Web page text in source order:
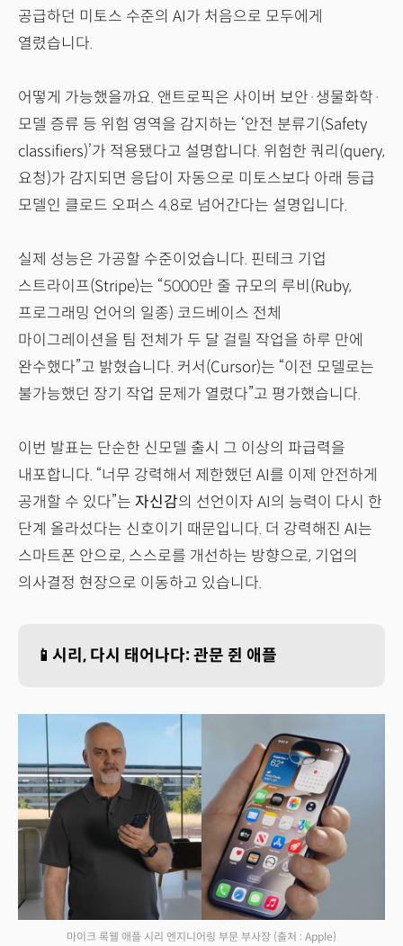
공급하던 미토스 수준의 AI가 처음으로 모두에게
열렸습니다.
어떻게 가능했을까요. 앤트로픽은 사이버 보안·생물화학·
모델 증류 등 위험 영역을 감지하는 ‘안전 분류기(Safety
classifiers)’가 적용됐다고 설명합니다. 위험한 쿼리(query,
요청)가 감지되면 응답이 자동으로 미토스보다 아래 등급
모델인 클로드 오퍼스 4.8로 넘어간다는 설명입니다.
실제 성능은 가공할 수준이었습니다. 핀테크 기업
스트라이프(Stripe)는 “5000만 줄 규모의 루비(Ruby,
프로그래밍 언어의 일종) 코드베이스 전체
마이그레이션을 팀 전체가 두 달 걸릴 작업을 하루 만에
완수했다”고 밝혔습니다. 커서(Cursor)는 “이전 모델로는
불가능했던 장기 작업 문제가 열렸다”고 평가했습니다.
이번 발표는 단순한 신모델 출시 그 이상의 파급력을
내포합니다. “너무 강력해서 제한했던 AI를 이제 안전하게
공개할 수 있다”는 자신감의 선언이자 AI의 능력이 다시 한
단계 올라섰다는 신호이기 때문입니다. 더 강력해진 AI는
스마트폰 안으로, 스스로를 개선하는 방향으로, 기업의
의사결정 현장으로 이동하고 있습니다.
📱시리, 다시 태어나다: 관문 쥔 애플
마이크 록웰 애플 시리 엔지니어링 부문 부사장 (출처 : Apple)